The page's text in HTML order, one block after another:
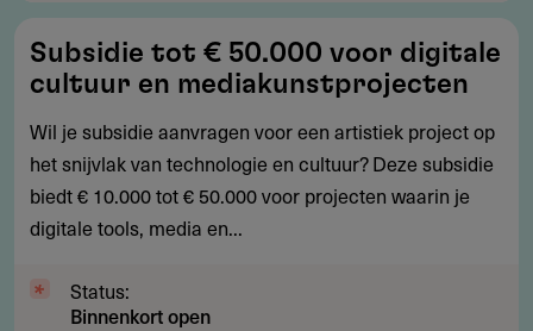
tot
€
50.000
voor
digitale
cultuur
mediakunstprojecten
Subsidie tot € 50.000 voor digitale
cultuur en mediakunstprojecten
Wil je subsidie aanvragen voor een artistiek project op
het snijvlak van technologie en cultuur? Deze subsidie
biedt € 10.000 tot € 50.000 voor projecten waarin je
digitale tools, media en...
Status:
Binnenkort open